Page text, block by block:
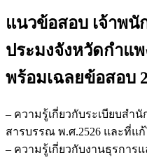
แนวข้อสอบ เจ้าพนั
ประมงจังหวัดกำแ
พร้อมเฉลยข้อสอบ
– ความรู้เกี่ยวกับระเบียบสำ
สารบรรณ พ.ศ.2526 และที่แก้
– ความรู้เกี่ยวกับงานธุรการ